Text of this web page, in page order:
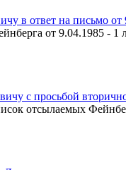
в ответ на письмо от
от 9.04.1985 - 1
с просьбой
отсылаемых